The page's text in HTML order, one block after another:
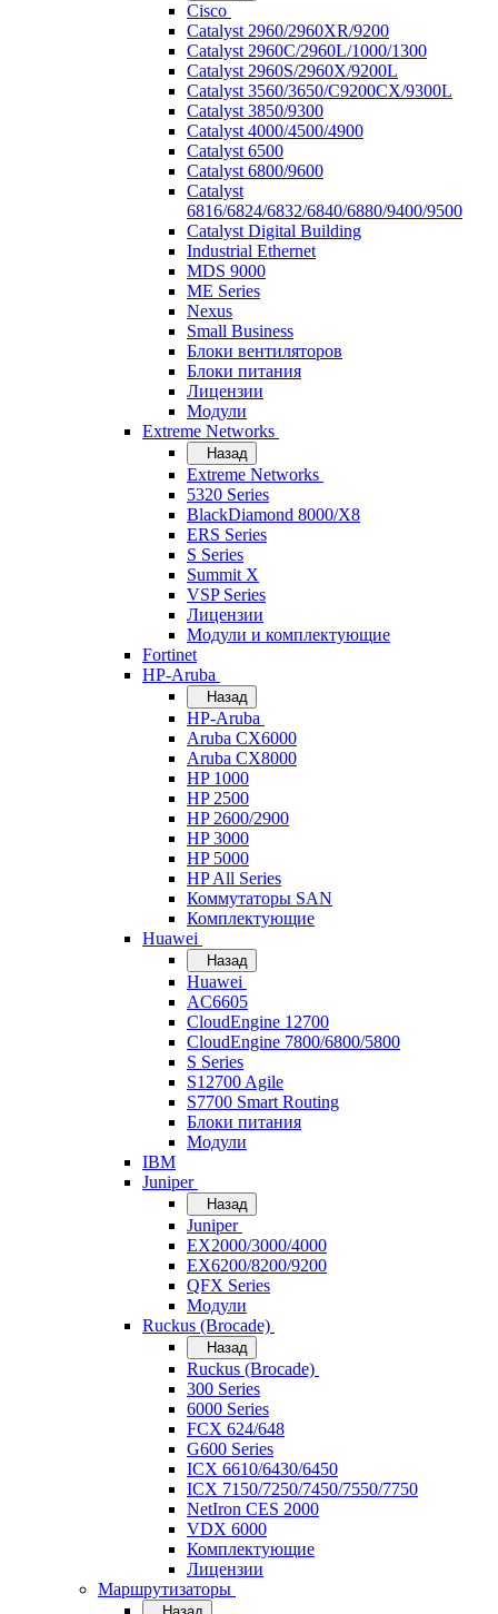
Cisco
Catalyst 2960/2960XR/9200
Catalyst 2960C/2960L/1000/1300
Catalyst 2960S/2960X/9200L
Catalyst 3560/3650/C9200CX/9300L
Catalyst 3850/9300
Catalyst 4000/4500/4900
Catalyst 6500
Catalyst 6800/9600
Catalyst
6816/6824/6832/6840/6880/9400/9500
Catalyst Digital Building
Industrial Ethernet
MDS 9000
ME Series
Nexus
Small Business
Блоки вентиляторов
Блоки питания
Лицензии
Модули
Extreme Networks
Назад
Extreme Networks
5320 Series
BlackDiamond 8000/X8
ERS Series
S Series
Summit X
VSP Series
Лицензии
Модули и комплектующие
Fortinet
HP-Aruba
Назад
HP-Aruba
Aruba CX6000
Aruba CX8000
HP 1000
HP 2500
HP 2600/2900
HP 3000
HP 5000
HP All Series
Коммутаторы SAN
Комплектующие
Huawei
Назад
Huawei
AC6605
CloudEngine 12700
CloudEngine 7800/6800/5800
S Series
S12700 Agile
S7700 Smart Routing
Блоки питания
Модули
IBM
Juniper
Назад
Juniper
EX2000/3000/4000
EX6200/8200/9200
QFX Series
Модули
Ruckus (Brocade)
Назад
Ruckus (Brocade)
300 Series
6000 Series
FCX 624/648
G600 Series
ICX 6610/6430/6450
ICX 7150/7250/7450/7550/7750
NetIron CES 2000
VDX 6000
Комплектующие
Лицензии
Маршрутизаторы